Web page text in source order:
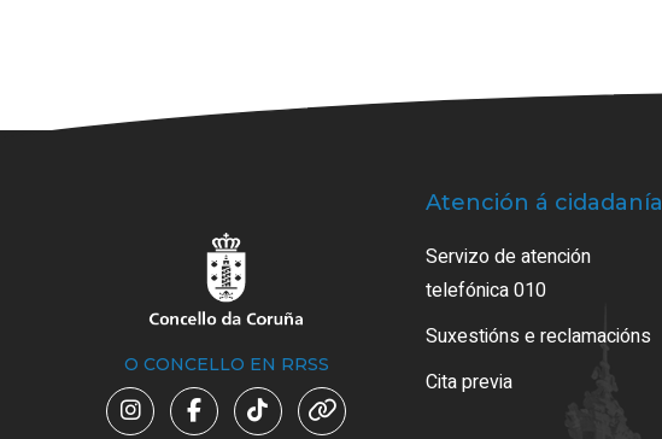
O CONCELLO EN RRSS
Atención á cidadanía
Servizo de atención
telefónica 010
Suxestións e reclamacións
Cita previa